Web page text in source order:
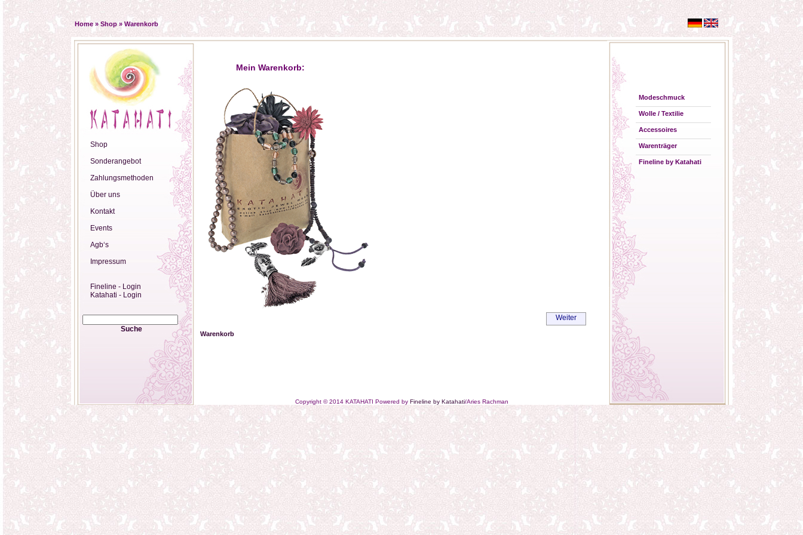
Home»Shop»Warenkorb
Shop
Sonderangebot
Zahlungsmethoden
Über uns
Kontakt
Events
Agb‘s
Impressum
Fineline - Login
Katahati - Login
Suche
Mein Warenkorb:
Weiter
Modeschmuck
Wolle / Textilie
Accessoires
Warenträger
Fineline by Katahati
Warenkorb
Copyright © 2014 KATAHATI Powered by Fineline by Katahati/Aries Rachman